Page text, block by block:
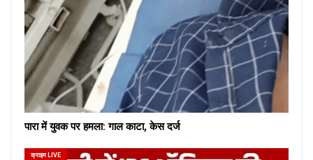
पारा में युवक पर हमला: गाल काटा, केस दर्ज
क्राइम LIVE